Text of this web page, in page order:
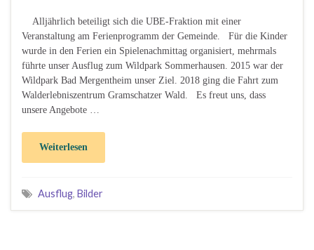
Alljährlich beteiligt sich die UBE-Fraktion mit einer
Veranstaltung am Ferienprogramm der Gemeinde. Für die Kinder
wurde in den Ferien ein Spielenachmittag organisiert, mehrmals
führte unser Ausflug zum Wildpark Sommerhausen. 2015 war der
Wildpark Bad Mergentheim unser Ziel. 2018 ging die Fahrt zum
Walderlebniszentrum Gramschatzer Wald. Es freut uns, dass
unsere Angebote …
Weiterlesen
Ausflug, Bilder